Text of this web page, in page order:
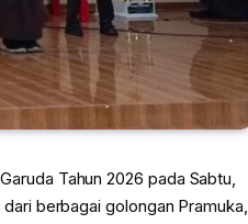
Tahun 2026 pada Sabtu,
berbagai golongan Pramuka,